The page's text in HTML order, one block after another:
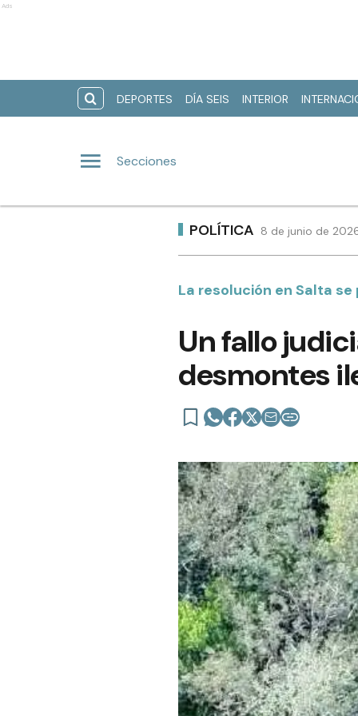
Ads
DEPORTES DÍA SEIS INTERIOR
Secciones
POLÍTICA 8 de junio de
La resolución en Salta
Un fallo
desmontes